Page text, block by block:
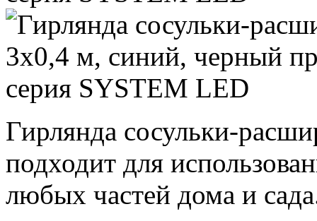
Гирлянда сосульки-
подходит для
любых частей дома и